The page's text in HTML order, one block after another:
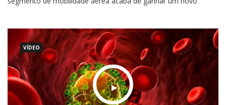
empresa revela
VÍDEO